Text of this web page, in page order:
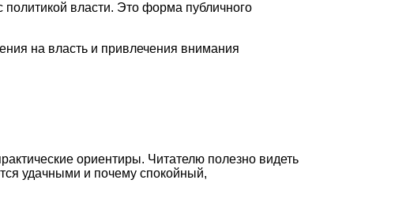
власти. Это форма публичного
на власть и привлечения внимания
ориентиры. Читателю полезно видеть
удачными и почему спокойный,